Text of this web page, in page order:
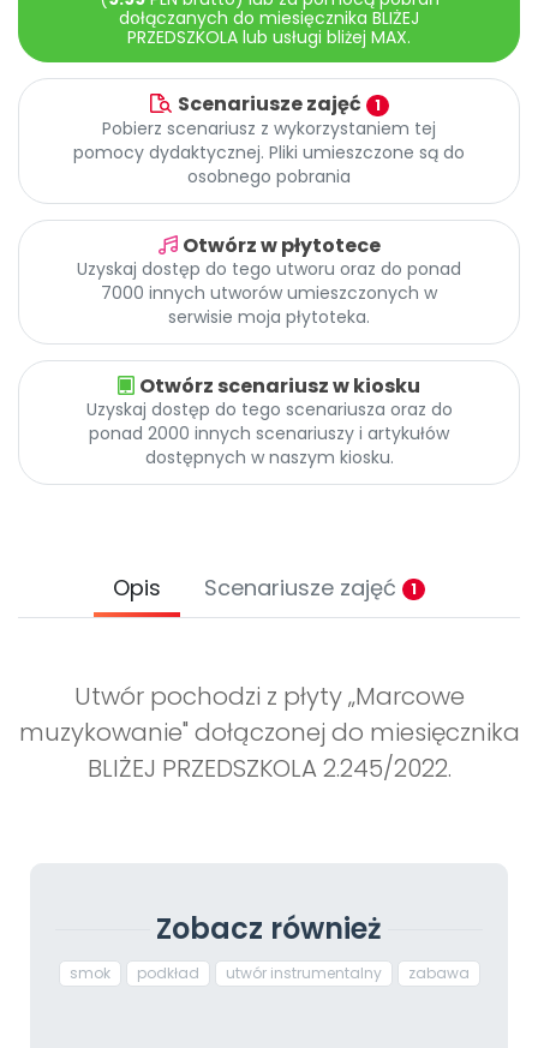
Archiwalne numery
Pomoc
Promocje
dołączanych do miesięcznika BLIŻEJ
PRZEDSZKOLA lub usługi bliżej MAX.
Scenariusze zajęć 1
Pobierz scenariusz z wykorzystaniem tej
pomocy dydaktycznej. Pliki umieszczone są do
osobnego pobrania
Otwórz w płytotece
Uzyskaj dostęp do tego utworu oraz do ponad
7000 innych utworów umieszczonych w
serwisie moja płytoteka.
Otwórz scenariusz w kiosku
Uzyskaj dostęp do tego scenariusza oraz do
ponad 2000 innych scenariuszy i artykułów
dostępnych w naszym kiosku.
Opis Scenariusze zajęć 1
Utwór pochodzi z płyty „Marcowe
muzykowanie" dołączonej do miesięcznika
BLIŻEJ PRZEDSZKOLA 2.245/2022.
Zobacz również
smok podkład utwór instrumentalny zabawa